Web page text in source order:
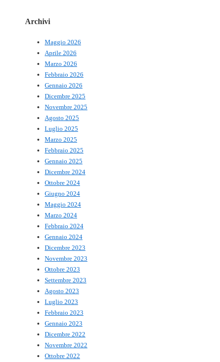
Archivi
Maggio 2026
Aprile 2026
Marzo 2026
Febbraio 2026
Gennaio 2026
Dicembre 2025
Novembre 2025
Agosto 2025
Luglio 2025
Marzo 2025
Febbraio 2025
Gennaio 2025
Dicembre 2024
Ottobre 2024
Giugno 2024
Maggio 2024
Marzo 2024
Febbraio 2024
Gennaio 2024
Dicembre 2023
Novembre 2023
Ottobre 2023
Settembre 2023
Agosto 2023
Luglio 2023
Febbraio 2023
Gennaio 2023
Dicembre 2022
Novembre 2022
Ottobre 2022